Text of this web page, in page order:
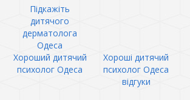
Підкажіть
дитячого
дерматолога
Одеса
Хороший дитячий
психолог Одеса
Хороші дитячий
психолог Одеса
відгуки